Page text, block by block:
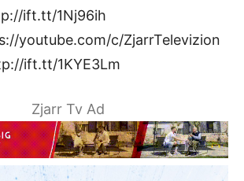
ift.tt/1Nj96ih
youtube.com/c/ZjarrTelevizion
ift.tt/1KYE3Lm
Zjarr Tv Ad